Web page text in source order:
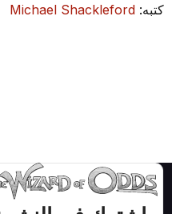
كتبه:Michael Shackleford